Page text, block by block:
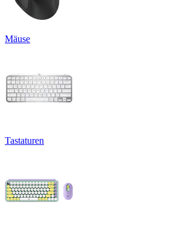
Mäuse
Tastaturen